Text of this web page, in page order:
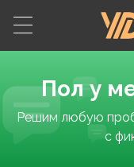
Пол у
Решим любую
с